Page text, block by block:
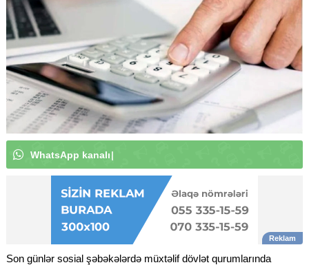
WhatsApp kanalım
Son günlər sosial şəbəkələrdə müxtəlif dövlət qurumlarında